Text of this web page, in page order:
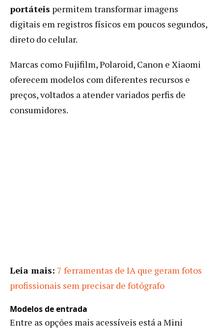
portáteis permitem transformar imagens
digitais em registros físicos em poucos segundos,
direto do celular.
Marcas como Fujifilm, Polaroid, Canon e Xiaomi
oferecem modelos com diferentes recursos e
preços, voltados a atender variados perfis de
consumidores.
Leia mais: 7 ferramentas de IA que geram fotos
profissionais sem precisar de fotógrafo
Modelos de entrada
Entre as opções mais acessíveis está a Mini